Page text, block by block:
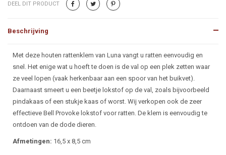
DEEL DIT PRODUCT
Beschrijving
Beschrijving
Met deze houten rattenklem van Luna vangt u ratten eenvoudig en
snel. Het enige wat u hoeft te doen is de val op een plek zetten waar
ze veel lopen (vaak herkenbaar aan een spoor van het buikvet).
Daarnaast smeert u een beetje lokstof op de val, zoals bijvoorbeeld
pindakaas of een stukje kaas of worst. Wij verkopen ook de zeer
effectieve Bell Provoke lokstof voor ratten. De klem is eenvoudig te
ontdoen van de dode dieren.
Afmetingen: 16,5 x 8,5 cm